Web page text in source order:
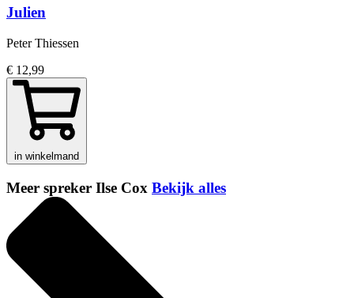
Julien
Peter Thiessen
€ 12,99
in winkelmand
Meer spreker Ilse Cox Bekijk alles